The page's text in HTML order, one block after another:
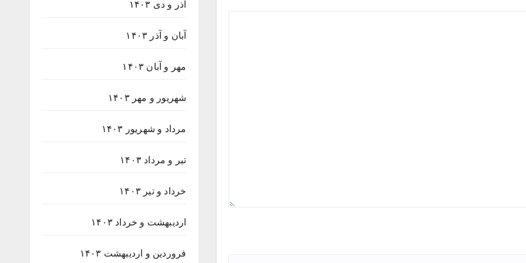
آذر و دی ۱۴۰۳
آبان و آذر ۱۴۰۳
مهر و آبان ۱۴۰۳
شهریور و مهر ۱۴۰۳
مرداد و شهریور ۱۴۰۳
تیر و مرداد ۱۴۰۳
خرداد و تیر ۱۴۰۳
اردیبهشت و خرداد ۱۴۰۳
فروردین و اردیبهشت ۱۴۰۳